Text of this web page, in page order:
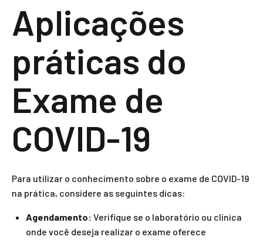
Aplicações
práticas do
Exame de
COVID-19
Para utilizar o conhecimento sobre o exame de COVID-19
na prática, considere as seguintes dicas:
Agendamento: Verifique se o laboratório ou clínica
onde você deseja realizar o exame oferece